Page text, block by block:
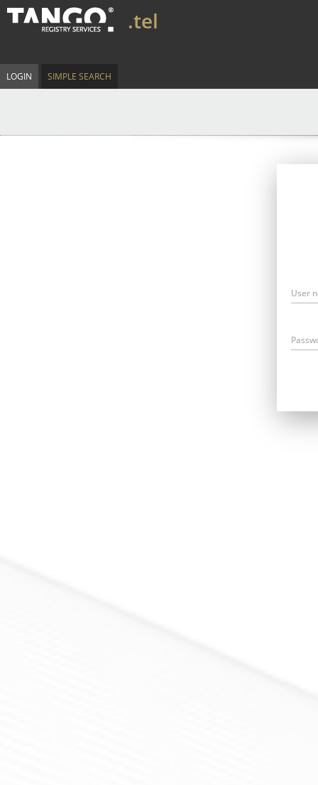
.tel
LOGIN SIMPLE SEARCH
User